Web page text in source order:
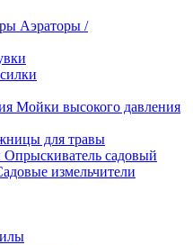
Аэраторы /
Мойки высокого давления
для травы
Опрыскиватель садовый
измельчители